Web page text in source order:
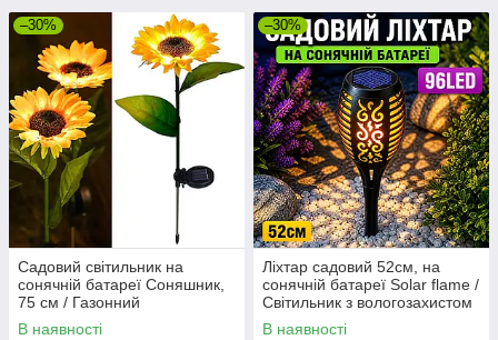
–30%
Садовий світильник на
сонячній батареї Соняшник,
75 см / Газонний
світлодіодний ліхтар
В наявності
–30%
Ліхтар садовий 52см, на
сонячній батареї Solar flame /
Світильник з вологозахистом
/ Ліхтар з ефектом полум'я
В наявності